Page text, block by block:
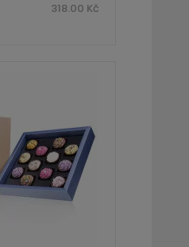
318.00 Kč